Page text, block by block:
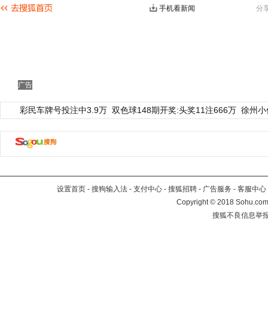
分
手机看新闻
广告
彩民车牌号投注中3.9万 双色球148期开奖:头奖11注666万 徐州
设置首页 - 搜狗输入法 - 支付中心 - 搜狐招聘 - 广告服务 - 客服中心
Copyright©2018
搜狐不良信息举